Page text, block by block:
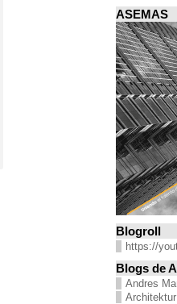
ASEMAS
Blogroll
https://
Blogs de
Andres